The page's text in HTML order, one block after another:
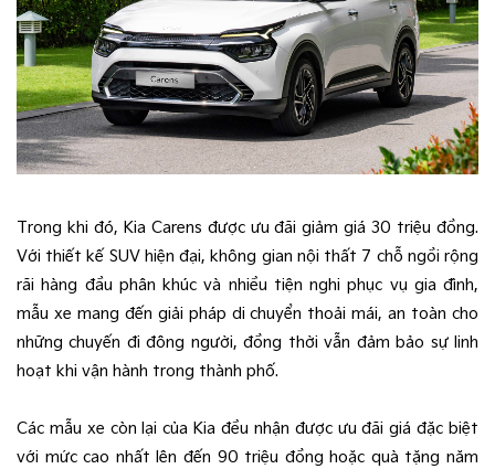
Trong khi đó, Kia Carens được ưu đãi giảm giá 30 triệu đồng.
Với thiết kế SUV hiện đại, không gian nội thất 7 chỗ ngồi rộng
rãi hàng đầu phân khúc và nhiều tiện nghi phục vụ gia đình,
mẫu xe mang đến giải pháp di chuyển thoải mái, an toàn cho
những chuyến đi đông người, đồng thời vẫn đảm bảo sự linh
hoạt khi vận hành trong thành phố.
Các mẫu xe còn lại của Kia đều nhận được ưu đãi giá đặc biệt
với mức cao nhất lên đến 90 triệu đồng hoặc quà tặng năm